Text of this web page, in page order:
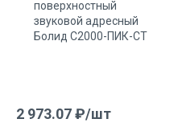
2 973.07₽/шт